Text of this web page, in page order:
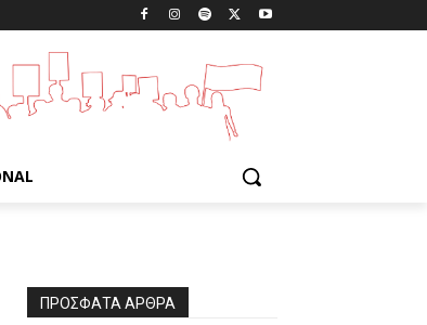
ΠΡΌΣΦΑΤΑ ΆΡΘΡΑ